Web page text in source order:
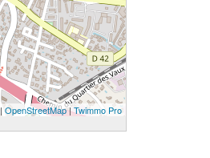
|OpenStreetMap|Twimmo Pro